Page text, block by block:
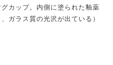
カップ。内側に塗られた釉薬
ガラス質の光沢が出ている）